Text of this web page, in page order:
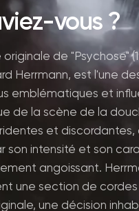
vous ?
originale de "Psychose"
Herrmann, est l'une
emblématiques et
de la scène de la
et discordantes,
son intensité et son
angoissant.
une section de
une décision